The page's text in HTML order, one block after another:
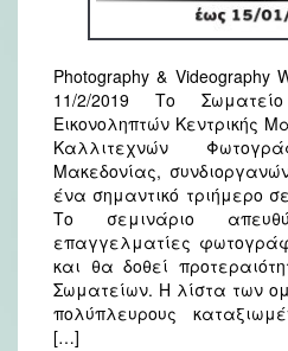
Photography & Videography
11/2/2019 Το
Εικονοληπτών Κεντρικής
Καλλιτεχνών
Μακεδονίας,
ένα σημαντικό τριήμερο
Το σεμινάριο
επαγγελματίες
και θα δοθεί
Σωματείων. Η λίστα των
πολύπλευρους
[…]